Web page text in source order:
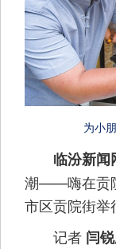
为小
临汾新闻
潮——嗨在贡
市区贡院街举
记者 闫